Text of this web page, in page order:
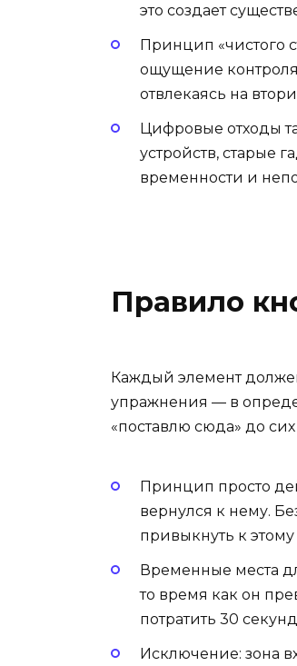
это создает
Принцип «чистого
ощущение
отвлекаясь на
Цифровые отходы
устройств, старые
временности и
Правило
Каждый элемент
упражнения — в
«поставлю сюда» до сих
Принцип просто
вернулся к нему.
привыкнуть к
Временные места
то время как он
потратить 30
Исключение: зона